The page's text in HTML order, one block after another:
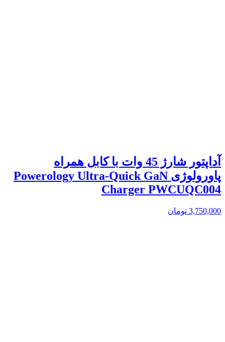
آداپتور شارژ 45 وات با کابل همراه
پاورولوژی Powerology Ultra-Quick GaN
Charger PWCUQC004
3,750,000 تومان